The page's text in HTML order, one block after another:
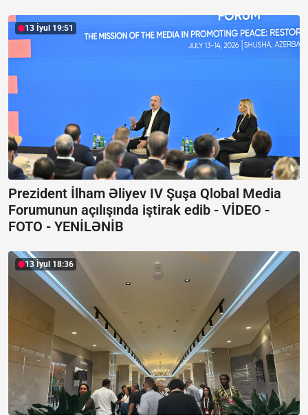
13 İyul 19:51
Prezident İlham Əliyev IV Şuşa Qlobal Media
Forumunun açılışında iştirak edib - VİDEO -
FOTO - YENİLƏNİB
13 İyul 18:36